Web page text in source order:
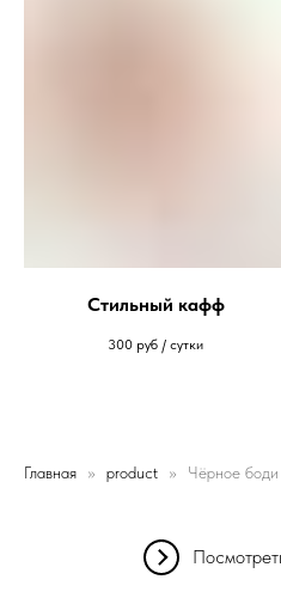
Стильный кафф
300 руб / сутки
Главная product Чёрное